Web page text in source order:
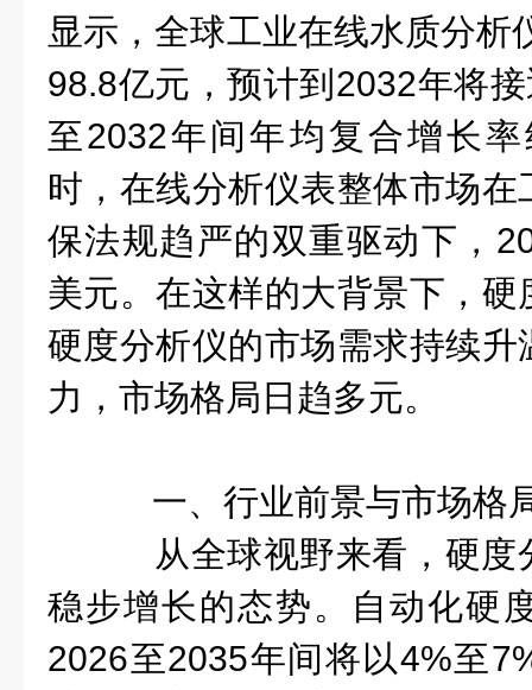
显示，全球工业在线水质分析
98.8亿元，预计到2032年将
至2032年间年均复合增长
时，在线分析仪表整体市场
保法规趋严的双重驱动下，
美元。在这样的大背景下，
硬度分析仪的市场需求持续
力，市场格局日趋多元。
一、行业前景与市场格
从全球视野来看，硬度
稳步增长的态势。自动化硬
2026至2035年间将以4%至